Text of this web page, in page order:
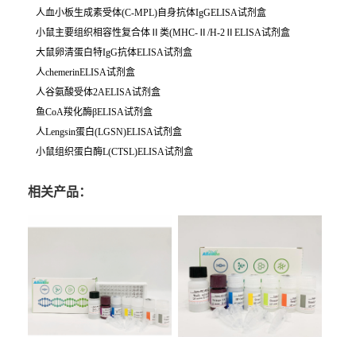
人血小板生成素受体(C-MPL)自身抗体IgGELISA试剂盒
小鼠主要组织相容性复合体Ⅱ类(MHC-Ⅱ/H-2ⅡELISA试剂盒
大鼠卵清蛋白特IgG抗体ELISA试剂盒
人chemerinELISA试剂盒
人谷氨酸受体2AELISA试剂盒
鱼CoA羧化酶βELISA试剂盒
人Lengsin蛋白(LGSN)ELISA试剂盒
小鼠组织蛋白酶L(CTSL)ELISA试剂盒
相关产品：